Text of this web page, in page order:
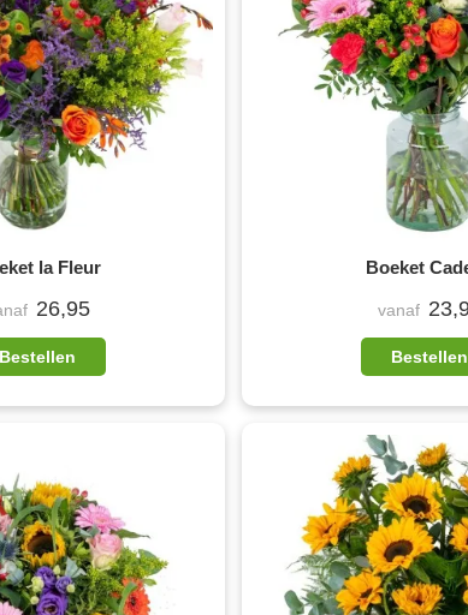
la Fleur
26,95
Bestellen
Boeket
vanaf
Bestellen